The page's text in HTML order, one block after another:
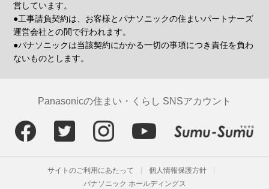
営しています。
●工事請負契約は、お客様とパナソニックの住まいパートナーズ
運営会社との間で行われます。
●パナソニックは当該契約にかかる一切の事項につき責任を負わ
ないものとします。
Panasonicの住まい・くらし SNSアカウント
サイトのご利用にあたって
個人情報保護方針
パナソニック ホールディングス